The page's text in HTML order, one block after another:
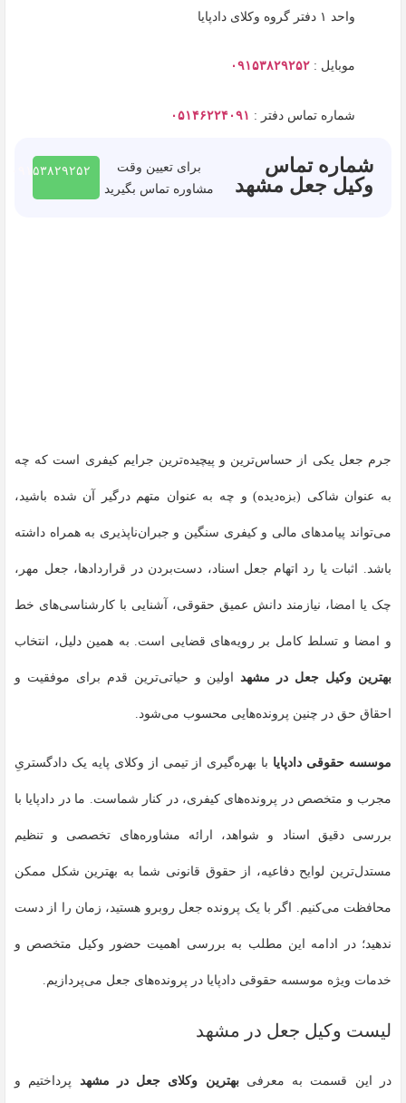
واحد ۱ دفتر گروه وکلای دادپایا
موبایل : ۰۹۱۵۳۸۲۹۲۵۲
شماره تماس دفتر : ۰۵۱۴۶۲۲۴۰۹۱
شماره تماس
وکیل جعل مشهد
برای تعیین وقت
مشاوره تماس بگیرید
۰۹۱۵۳۸۲۹۲۵۲
جرم جعل یکی از حساس‌ترین و پیچیده‌ترین جرایم کیفری است که چه
به عنوان شاکی (بزه‌دیده) و چه به عنوان متهم درگیر آن شده باشید،
می‌تواند پیامدهای مالی و کیفری سنگین و جبران‌ناپذیری به همراه داشته
باشد. اثبات یا رد اتهام جعل اسناد، دست‌بردن در قراردادها، جعل مهر،
چک یا امضا، نیازمند دانش عمیق حقوقی، آشنایی با کارشناسی‌های خط
و امضا و تسلط کامل بر رویه‌های قضایی است. به همین دلیل، انتخاب
بهترین وکیل جعل در مشهداولین و حیاتی‌ترین قدم برای موفقیت و
احقاق حق در چنین پرونده‌هایی محسوب می‌شود.
موسسه حقوقی دادپایا با بهره‌گیری از تیمی از وکلای پایه یک دادگستریِ
مجرب و متخصص در پرونده‌های کیفری، در کنار شماست. ما در دادپایا با
بررسی دقیق اسناد و شواهد، ارائه مشاوره‌های تخصصی و تنظیم
مستدل‌ترین لوایح دفاعیه، از حقوق قانونی شما به بهترین شکل ممکن
محافظت می‌کنیم. اگر با یک پرونده جعل روبرو هستید، زمان را از دست
ندهید؛ در ادامه این مطلب به بررسی اهمیت حضور وکیل متخصص و
خدمات ویژه موسسه حقوقی دادپایا در پرونده‌های جعل می‌پردازیم.
لیست وکیل جعل در مشهد
در این قسمت به معرفیبهترین وکلای جعل در مشهد پرداختیم و